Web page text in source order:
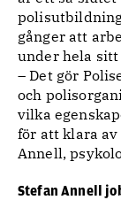
gånger att
under hela
– Det gör
och
vilka
för att klara av
Annell,
Stefan Annell